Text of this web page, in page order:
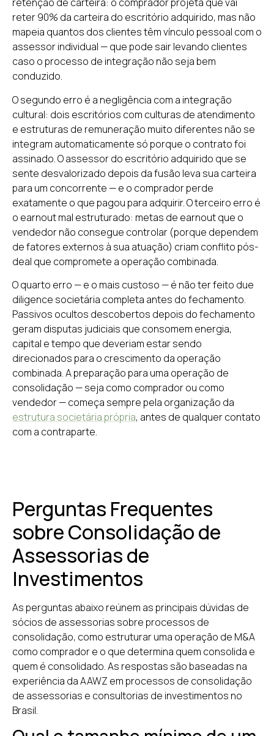
retenção de carteira: o comprador projeta que vai
reter 90% da carteira do escritório adquirido, mas não
mapeia quantos dos clientes têm vínculo pessoal com o
assessor individual — que pode sair levando clientes
caso o processo de integração não seja bem
conduzido.
O segundo erro é a negligência com a integração
cultural: dois escritórios com culturas de atendimento
e estruturas de remuneração muito diferentes não se
integram automaticamente só porque o contrato foi
assinado. O assessor do escritório adquirido que se
sente desvalorizado depois da fusão leva sua carteira
para um concorrente — e o comprador perde
exatamente o que pagou para adquirir. O terceiro erro é
o earnout mal estruturado: metas de earnout que o
vendedor não consegue controlar (porque dependem
de fatores externos à sua atuação) criam conflito pós-
deal que compromete a operação combinada.
O quarto erro — e o mais custoso — é não ter feito due
diligence societária completa antes do fechamento.
Passivos ocultos descobertos depois do fechamento
geram disputas judiciais que consomem energia,
capital e tempo que deveriam estar sendo
direcionados para o crescimento da operação
combinada. A preparação para uma operação de
consolidação — seja como comprador ou como
vendedor — começa sempre pela organização da
estrutura societária própria, antes de qualquer contato
com a contraparte.
A AAWZ
sua
Perguntas Frequentes
sobre Consolidação de
Assessorias de
Investimentos
As perguntas abaixo reúnem as principais dúvidas de
sócios de assessorias sobre processos de
consolidação, como estruturar uma operação de M&A
como comprador e o que determina quem consolida e
quem é consolidado. As respostas são baseadas na
experiência da AAWZ em processos de consolidação
de assessorias e consultorias de investimentos no
Brasil.